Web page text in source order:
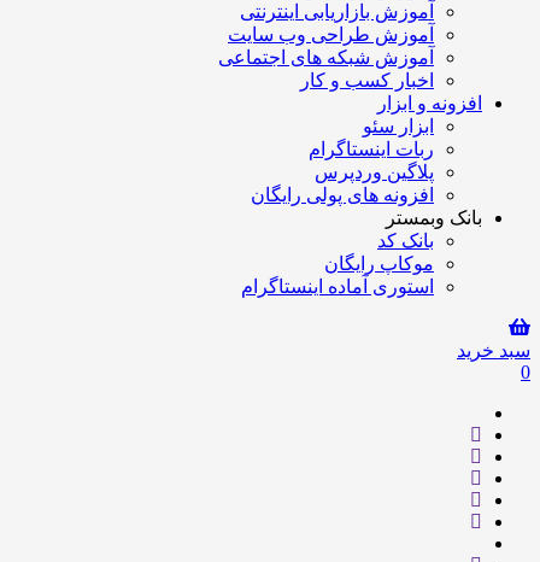
آموزش بازاریابی اینترنتی
آموزش طراحی وب سایت
آموزش شبکه های اجتماعی
اخبار کسب و کار
افزونه و ابزار
ابزار سئو
ربات اینستاگرام
پلاگین وردپرس
افزونه های پولی رایگان
بانک وبمستر
بانک کد
موکاپ رایگان
استوری آماده اینستاگرام
سبد خرید
0